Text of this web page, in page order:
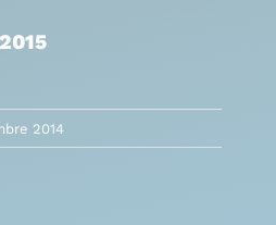
2014